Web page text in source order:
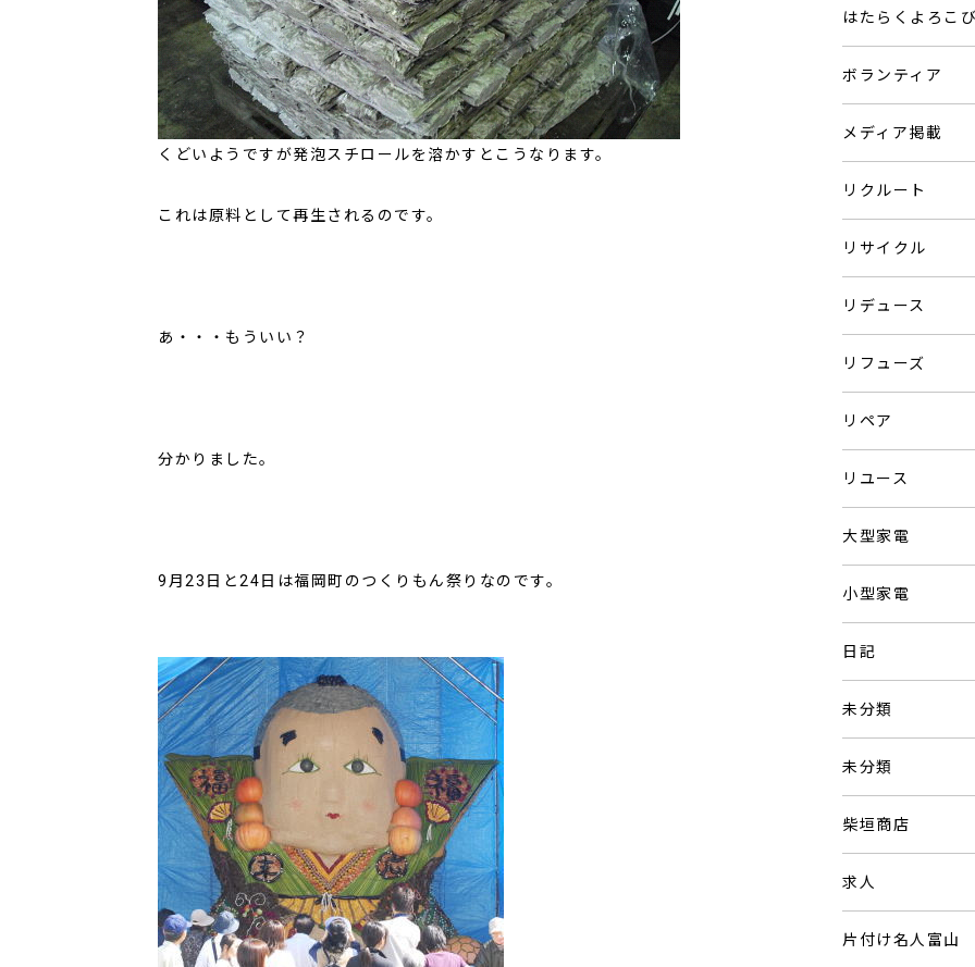
くどいようですが発泡スチロールを溶かすとこうなります。
これは原料として再生されるのです。
あ・・・もういい？
分かりました。
9月23日と24日は福岡町のつくりもん祭りなのです。
はたらくよろこ
ボランティア
メディア掲載
リクルート
リサイクル
リデュース
リフューズ
リペア
リユース
大型家電
小型家電
日記
未分類
未分類
柴垣商店
求人
片付け名人富山